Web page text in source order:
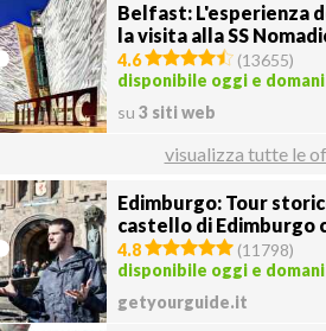
Belfast: L'esperienza
la visita alla SS
4.6 (13655)
disponibile oggi e domani
su 3 siti web
visualizza tutte le
Edimburgo: Tour
castello di Edimburgo
4.8 (11798)
disponibile oggi e domani
getyourguide.it